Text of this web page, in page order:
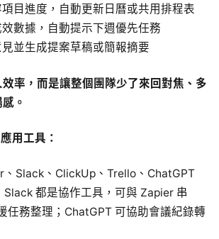
目進度，自動更新日曆或共用排程表
數據，自動提示下週優先任務
見並生成提案草稿或簡報摘要
率，而是讓整個團隊少了來回對焦、多
。
用工具：
、Slack、ClickUp、Trello、ChatGPT
都是協作工具，可與 Zapier 串
任務整理；ChatGPT 可協助會議紀錄轉